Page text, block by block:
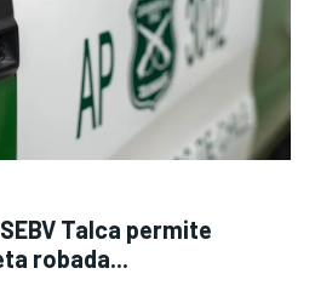
Talca permite
robada...